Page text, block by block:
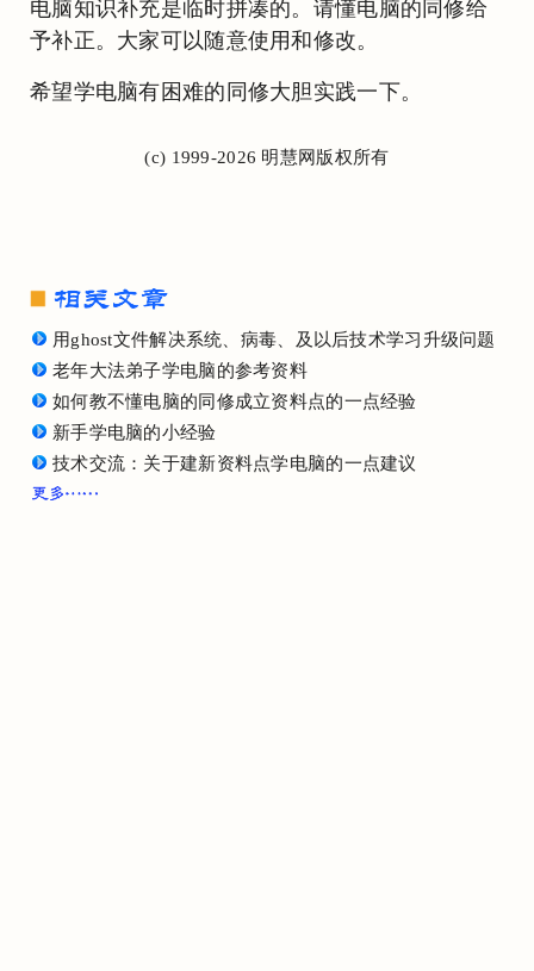
电脑知识补充是临时拼凑的。请懂电脑的同修给
予补正。大家可以随意使用和修改。
希望学电脑有困难的同修大胆实践一下。
(c) 1999-2026 明慧网版权所有
用ghost文件解决系统、病毒、及以后技术学习升级问题
老年大法弟子学电脑的参考资料
如何教不懂电脑的同修成立资料点的一点经验
新手学电脑的小经验
技术交流：关于建新资料点学电脑的一点建议